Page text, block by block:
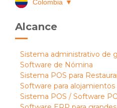
Colombia ▼
Alcance
Sistema administrativo de
Software de Nómina
Sistema POS para
Software para alojamientos
Sistema POS / Software